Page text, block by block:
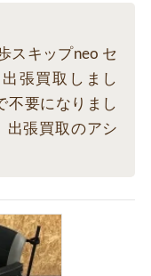
スキップneo セ
張買取しまし
不要になりまし
出張買取のアシ